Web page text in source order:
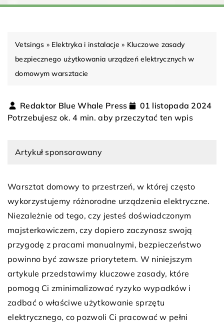
Vetsings » Elektryka i instalacje » Kluczowe zasady
bezpiecznego użytkowania urządzeń elektrycznych w
domowym warsztacie
Redaktor Blue Whale Press
01 listopada 2024
Potrzebujesz ok. 4 min. aby przeczytać ten wpis
Artykuł sponsorowany
Warsztat domowy to przestrzeń, w której często
wykorzystujemy różnorodne urządzenia elektryczne.
Niezależnie od tego, czy jesteś doświadczonym
majsterkowiczem, czy dopiero zaczynasz swoją
przygodę z pracami manualnymi, bezpieczeństwo
powinno być zawsze priorytetem. W niniejszym
artykule przedstawimy kluczowe zasady, które
pomogą Ci zminimalizować ryzyko wypadków i
zadbać o właściwe użytkowanie sprzętu
elektrycznego, co pozwoli Ci pracować w pełni